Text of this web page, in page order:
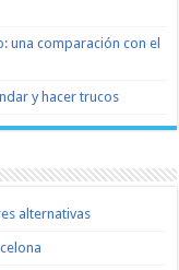
una comparación con el
y hacer trucos
alternativas